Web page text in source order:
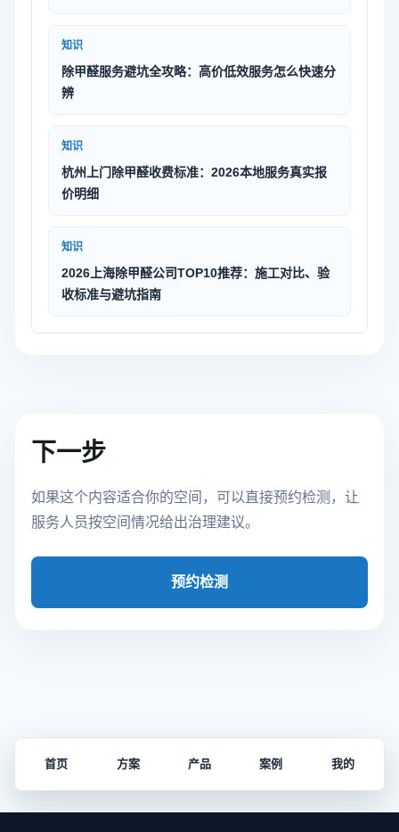
知识
除甲醛服务避坑全攻略：高价低效服务怎么快速分
辨
知识
杭州上门除甲醛收费标准：2026本地服务真实报
价明细
知识
2026上海除甲醛公司TOP10推荐：施工对比、验
收标准与避坑指南
下一步
如果这个内容适合你的空间，可以直接预约检测，让
服务人员按空间情况给出治理建议。
预约检测
首页 方案 产品 案例 我的